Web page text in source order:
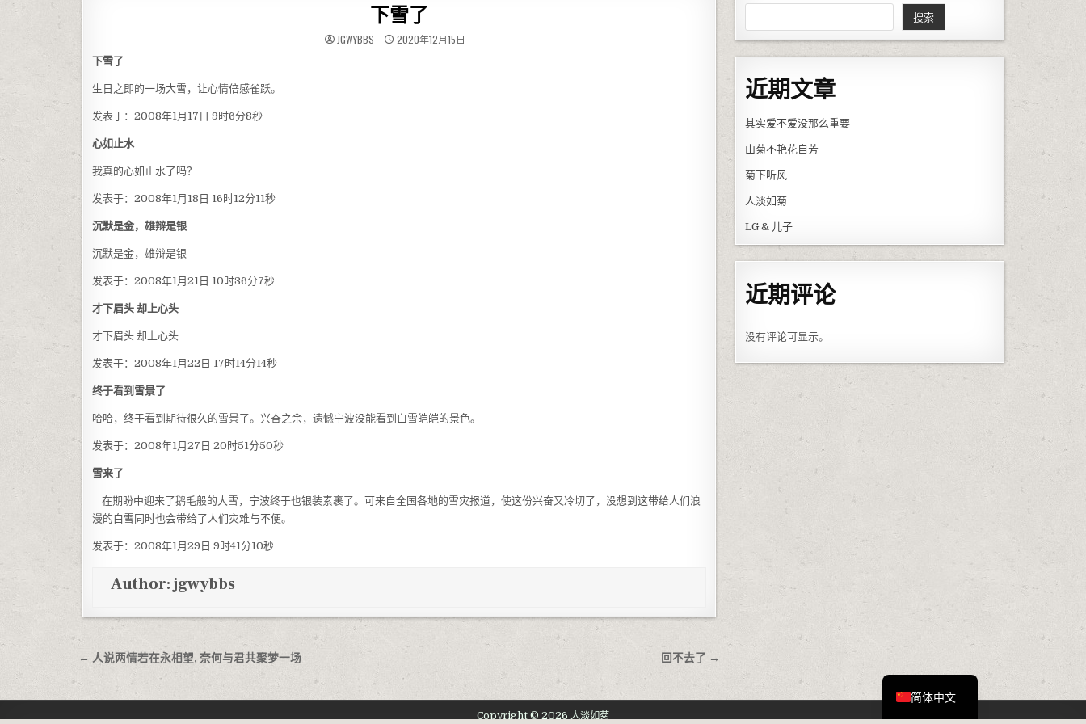
下雪了
JGWYBBS 2020年12月15日
下雪了
生日之即的一场大雪，让心情倍感雀跃。
发表于：2008年1月17日 9时6分8秒
心如止水
我真的心如止水了吗？
发表于：2008年1月18日 16时12分11秒
沉默是金，雄辩是银
沉默是金，雄辩是银
发表于：2008年1月21日 10时36分7秒
才下眉头 却上心头
才下眉头 却上心头
发表于：2008年1月22日 17时14分14秒
终于看到雪景了
哈哈，终于看到期待很久的雪景了。兴奋之余，遗憾宁波没能看到白雪皑皑的景色。
发表于：2008年1月27日 20时51分50秒
雪来了
在期盼中迎来了鹅毛般的大雪，宁波终于也银装素裹了。可来自全国各地的雪灾报道，使这份兴奋又冷切了，没想到这带给人们浪
漫的白雪同时也会带给了人们灾难与不便。
发表于：2008年1月29日 9时41分10秒
Author:jgwybbs
文章导航 回不去了 →
← 人说两情若在永相望, 奈何与君共聚梦一场
搜索
近期文章
其实爱不爱没那么重要
山菊不艳花自芳
菊下听风
人淡如菊
LG & 儿子
近期评论
没有评论可显示。
Copyright © 2026 人淡如菊
简体中文